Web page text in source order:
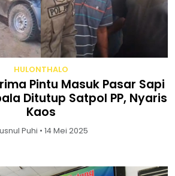
HULONTHALO
Pintu Masuk Pasar Sapi
Ditutup Satpol PP, Nyaris
Kaos
Puhi • 14 Mei 2025